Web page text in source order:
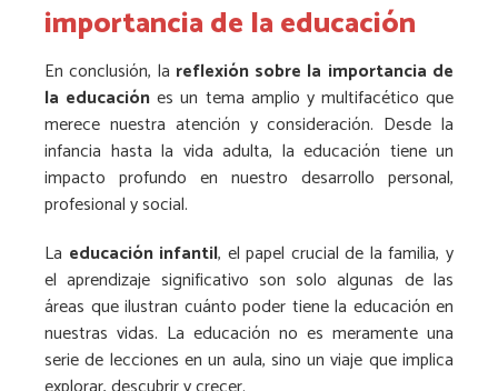
importancia de la educación
En conclusión, la reflexión sobre la importancia de
la educación es un tema amplio y multifacético que
merece nuestra atención y consideración. Desde la
infancia hasta la vida adulta, la educación tiene un
impacto profundo en nuestro desarrollo personal,
profesional y social.
La educación infantil, el papel crucial de la familia, y
el aprendizaje significativo son solo algunas de las
áreas que ilustran cuánto poder tiene la educación en
nuestras vidas. La educación no es meramente una
serie de lecciones en un aula, sino un viaje que implica